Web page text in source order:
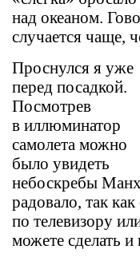
над океаном.
случается чаще,
Проснулся я уже
перед посадкой.
Посмотрев
в иллюминатор
самолета можно
было увидеть
небоскребы
радовало, так
по телевизору
можете сделать и